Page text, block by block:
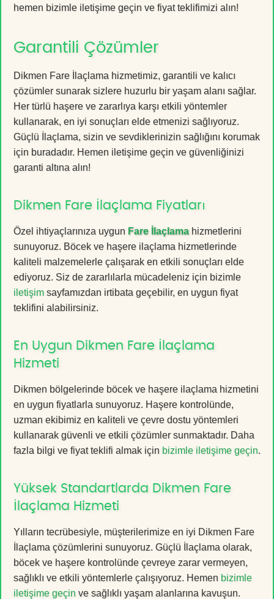
hemen bizimle iletişime geçin ve fiyat teklifimizi alın!
Garantili Çözümler
Dikmen Fare İlaçlama hizmetimiz, garantili ve kalıcı
çözümler sunarak sizlere huzurlu bir yaşam alanı sağlar.
Her türlü haşere ve zararlıya karşı etkili yöntemler
kullanarak, en iyi sonuçları elde etmenizi sağlıyoruz.
Güçlü İlaçlama, sizin ve sevdiklerinizin sağlığını korumak
için buradadır. Hemen iletişime geçin ve güvenliğinizi
garanti altına alın!
Dikmen Fare İlaçlama Fiyatları
Özel ihtiyaçlarınıza uygun Fare İlaçlamahizmetlerini
sunuyoruz. Böcek ve haşere ilaçlama hizmetlerinde
kaliteli malzemelerle çalışarak en etkili sonuçları elde
ediyoruz. Siz de zararlılarla mücadeleniz için bizimle
iletişim sayfamızdan irtibata geçebilir, en uygun fiyat
teklifini alabilirsiniz.
En Uygun Dikmen Fare İlaçlama
Hizmeti
Dikmen bölgelerinde böcek ve haşere ilaçlama hizmetini
en uygun fiyatlarla sunuyoruz. Haşere kontrolünde,
uzman ekibimiz en kaliteli ve çevre dostu yöntemleri
kullanarak güvenli ve etkili çözümler sunmaktadır. Daha
fazla bilgi ve fiyat teklifi almak için bizimle iletişime geçin.
Yüksek Standartlarda Dikmen Fare
İlaçlama Hizmeti
Yılların tecrübesiyle, müşterilerimize en iyi Dikmen Fare
İlaçlama çözümlerini sunuyoruz. Güçlü İlaçlama olarak,
böcek ve haşere kontrolünde çevreye zarar vermeyen,
sağlıklı ve etkili yöntemlerle çalışıyoruz. Hemen bizimle
iletişime geçin ve sağlıklı yaşam alanlarına kavuşun.